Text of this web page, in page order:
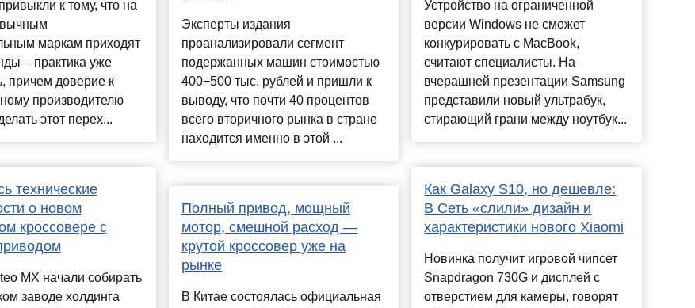
к тому, что на
маркам приходят
– практика уже
причем доверие к
производителю
этот перех...
технические
о новом
кроссовере с
MX начали собирать
заводе холдинга
Эксперты издания
проанализировали сегмент
подержанных машин стоимостью
400−500 тыс. рублей и пришли к
выводу, что почти 40 процентов
всего вторичного рынка в стране
находится именно в этой ...
Полный привод, мощный
мотор, смешной расход —
крутой кроссовер уже на
рынке
В Китае состоялась официальная
Устройство на ограниченной
версии Windows не сможет
конкурировать с MacBook,
считают специалисты. На
вчерашней презентации Samsung
представили новый ультрабук,
стирающий грани между ноутбук...
Как Galaxy S10, но дешевле:
В Сеть «слили» дизайн и
характеристики нового Xiaomi
Новинка получит игровой чипсет
Snapdragon 730G и дисплей с
отверстием для камеры, говорят